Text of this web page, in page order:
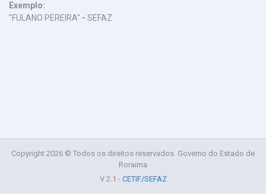
Exemplo:
"FULANO PEREIRA" - SEFAZ
Copyright 2026 © Todos os direitos reservados. Governo do Estado de
Roraima
V 2.1 - CETIF/SEFAZ